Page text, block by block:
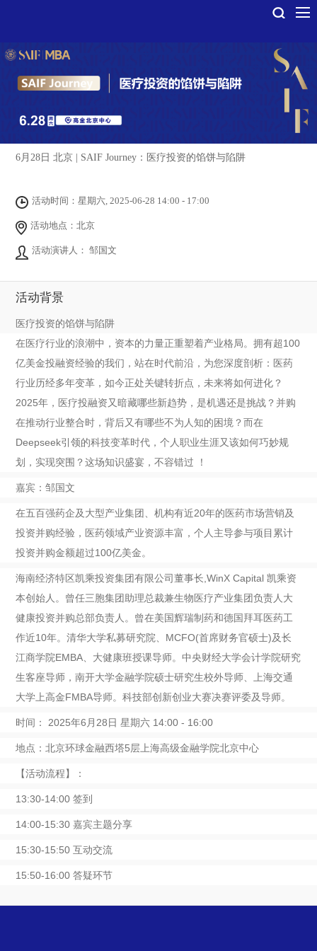
6月28日 北京 | SAIF Journey：医疗投资的馅饼与陷阱
活动时间：星期六, 2025-06-28 14:00 - 17:00
活动地点：北京
活动演讲人： 邹国文
活动背景
医疗投资的馅饼与陷阱
在医疗行业的浪潮中，资本的力量正重塑着产业格局。拥有超100
亿美金投融资经验的我们，站在时代前沿，为您深度剖析：医药
行业历经多年变革，如今正处关键转折点，未来将如何进化？
2025年，医疗投融资又暗藏哪些新趋势，是机遇还是挑战？并购
在推动行业整合时，背后又有哪些不为人知的困境？而在
Deepseek引领的科技变革时代，个人职业生涯又该如何巧妙规
划，实现突围？这场知识盛宴，不容错过 ！
嘉宾 ：邹国文
在五百强药企及大型产业集团、机构有近20年的医药市场营销及
投资并购经验，医药领域产业资源丰富，个人主导参与项目累计
投资并购金额超过100亿美金。
海南经济特区凯乘投资集团有限公司董事长 ,WinX Capital凯乘资
本创始人。曾任三胞集团助理总裁兼生物医疗产业集团负责人大
健康投资并购总部负责人。曾在美国辉瑞制药和德国拜耳医药工
作近10年。清华大学私募研究院、MCFO(首席财务官硕士)及长
江商学院EMBA、大健康班授课导师。中央财经大学会计学院研究
生客座导师，南开大学金融学院硕士研究生校外导师、上海交通
大学上高金FMBA导师。科技部创新创业大赛决赛评委及导师。
时间： 2025年6月28日 星期六 14:00 - 16:00
地点：北京环球金融西塔5层上海高级金融学院北京中心
【活动流程】：
13:30-14:00签到
14:00-15:30嘉宾主题分享
15:30-15:50互动交流
15:50-16:00答疑环节